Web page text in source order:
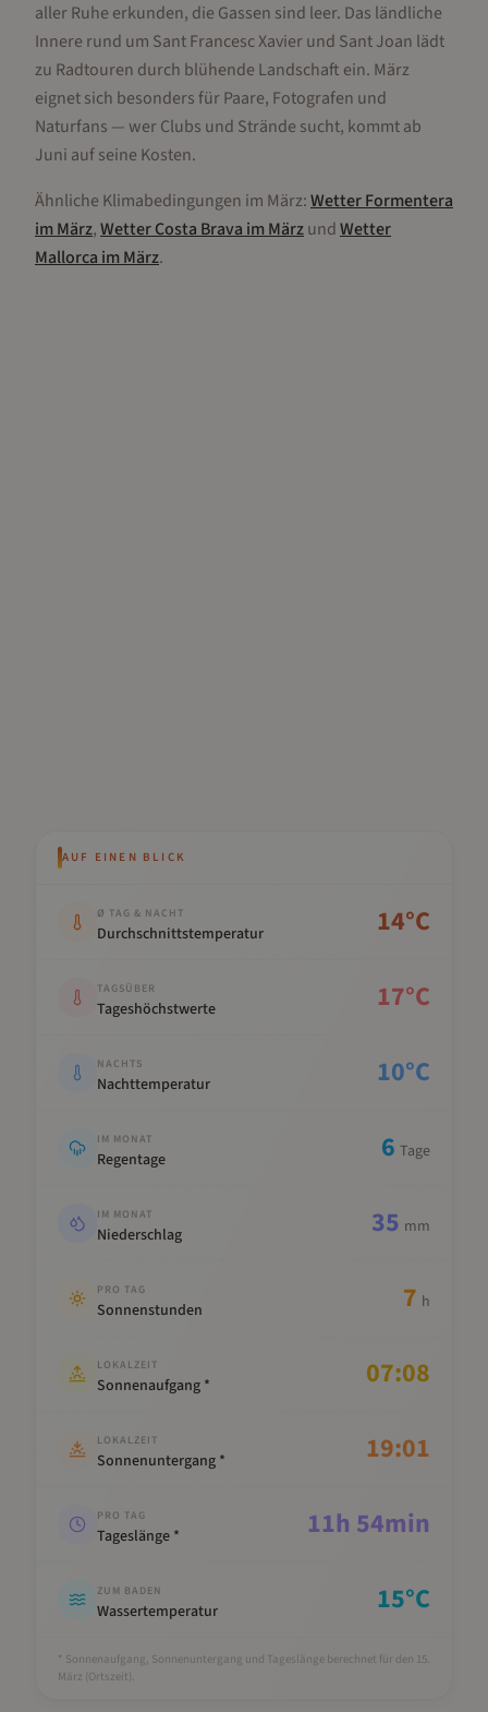
aller Ruhe erkunden, die Gassen sind leer. Das ländliche
Innere rund um Sant Francesc Xavier und Sant Joan lädt
zu Radtouren durch blühende Landschaft ein. März
eignet sich besonders für Paare, Fotografen und
Naturfans — wer Clubs und Strände sucht, kommt ab
Juni auf seine Kosten.
Ähnliche Klimabedingungen im März:WetterFormentera
imMärz,WetterCosta Brava imMärzundWetter
Mallorca imMärz.
AUF EINEN BLICK
Ø TAG & NACHT
Durchschnittstemperatur 14°C
TAGSÜBER
Tageshöchstwerte 17°C
NACHTS
Nachttemperatur 10°C
IM MONAT
Regentage 6 Tage
IM MONAT
Niederschlag 35 mm
PRO TAG
Sonnenstunden 7 h
LOKALZEIT
Sonnenaufgang * 07:08
LOKALZEIT
Sonnenuntergang * 19:01
PRO TAG
Tageslänge * 11h 54min
ZUM BADEN
Wassertemperatur 15°C
* Sonnenaufgang, Sonnenuntergang und Tageslänge berechnet für den 15.
März (Ortszeit).